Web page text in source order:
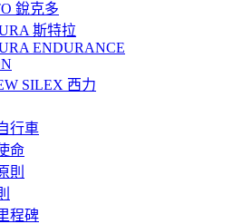
銳克多
斯特拉
ENDURANCE
SILEX 西力
行車
命
則
程碑